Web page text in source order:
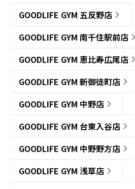
GOODLIFE GYM 五反野店
GOODLIFE GYM 南千住駅前店
GOODLIFE GYM 恵比寿広尾店
GOODLIFE GYM 新御徒町店
GOODLIFE GYM 中野店
GOODLIFE GYM 台東入谷店
GOODLIFE GYM 中野野方店
GOODLIFE GYM 浅草店